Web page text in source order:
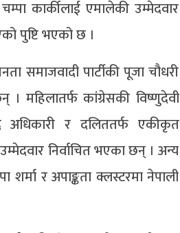
कार्कीलाई एमालेकी उम्मेदवार
पुष्टि भएको छ ।
समाजवादी पार्टीकी पूजा चौधरी
। महिलातर्फ कांग्रेसकी विष्णुदेवी
अधिकारी र दलिततर्फ एकीकृत
निर्वाचित भएका छन् । अन्य
र अपाङ्कता क्लस्टरमा नेपाली